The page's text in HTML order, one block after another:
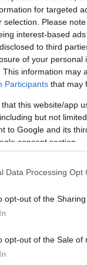
for targeted
selection. Please
interest-based
to third
of your personal
This information may
Participants that may
that this website/app
but not
to Google and its
consent section.
Data Processing Opt
opt-out of the
opt-out of the Sale of
Νομίζω
ότι δεν
ενώ